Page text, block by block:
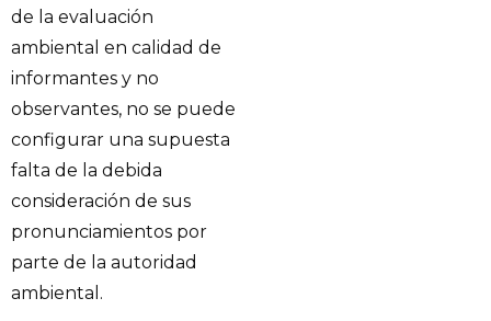
de la evaluación
ambiental en calidad de
informantes y no
observantes, no se puede
configurar una supuesta
falta de la debida
consideración de sus
pronunciamientos por
parte de la autoridad
ambiental.